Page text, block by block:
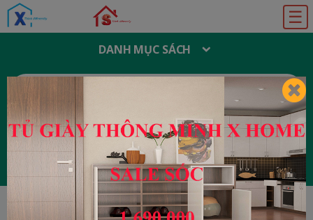
☰
DANH MỤC SÁCH
T
M
I
M
Đăng ký Đăng nhập
HOME Y Học - Sức Khỏe
Bệnh Gút Cách